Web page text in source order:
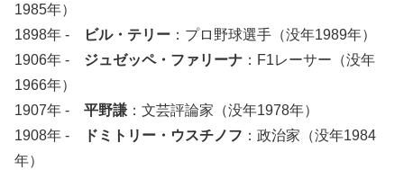
1985年）
1898年 -
ビル・テリー ：プロ野球選手（没年1989年）
1906年 - ジュゼッペ・ファリーナ ：F1レーサー（没年
1966年）
1907年 - 平野謙 ：文芸評論家（没年1978年）
1908年 -
ドミトリー・ウスチノフ ：政治家（没年1984
年）